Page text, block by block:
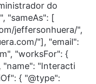
do
"sameAs": [
jeffersonhuera/",
"], "email":
"worksFor": {
"name": "Interacti
{ "@type":